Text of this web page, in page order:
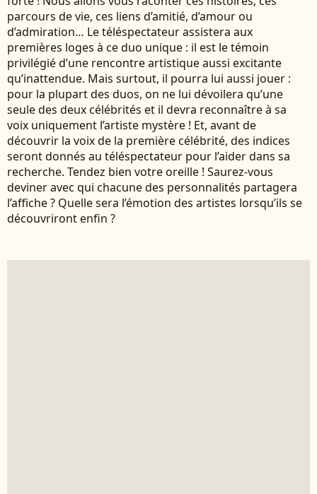
parcours de vie, ces liens d’amitié, d’amour ou
d’admiration… Le téléspectateur assistera aux
premières loges à ce duo unique : il est le témoin
privilégié d’une rencontre artistique aussi excitante
qu’inattendue. Mais surtout, il pourra lui aussi jouer :
pour la plupart des duos, on ne lui dévoilera qu’une
seule des deux célébrités et il devra reconnaître à sa
voix uniquement l’artiste mystère ! Et, avant de
découvrir la voix de la première célébrité, des indices
seront donnés au téléspectateur pour l’aider dans sa
recherche. Tendez bien votre oreille ! Saurez-vous
deviner avec qui chacune des personnalités partagera
l’affiche ? Quelle sera l’émotion des artistes lorsqu’ils se
découvriront enfin ?